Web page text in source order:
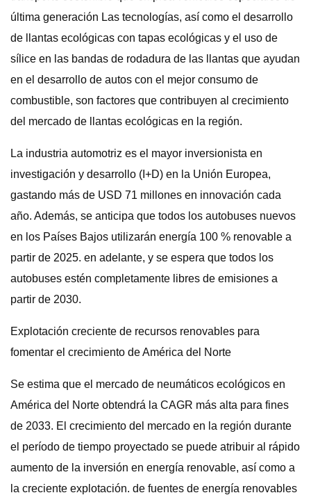
última generación Las tecnologías, así como el desarrollo
de llantas ecológicas con tapas ecológicas y el uso de
sílice en las bandas de rodadura de las llantas que ayudan
en el desarrollo de autos con el mejor consumo de
combustible, son factores que contribuyen al crecimiento
del mercado de llantas ecológicas en la región.
La industria automotriz es el mayor inversionista en
investigación y desarrollo (I+D) en la Unión Europea,
gastando más de USD 71 millones en innovación cada
año. Además, se anticipa que todos los autobuses nuevos
en los Países Bajos utilizarán energía 100 % renovable a
partir de 2025. en adelante, y se espera que todos los
autobuses estén completamente libres de emisiones a
partir de 2030.
Explotación creciente de recursos renovables para
fomentar el crecimiento de América del Norte
Se estima que el mercado de neumáticos ecológicos en
América del Norte obtendrá la CAGR más alta para fines
de 2033. El crecimiento del mercado en la región durante
el período de tiempo proyectado se puede atribuir al rápido
aumento de la inversión en energía renovable, así como a
la creciente explotación. de fuentes de energía renovables